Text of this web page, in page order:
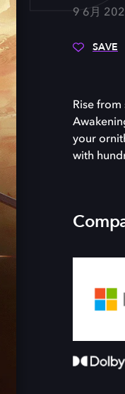
9 6月
SAVE
Rise
your
with